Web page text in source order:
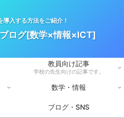
導入する方法をご紹介！
ログ[数学×情報×ICT]
教員向け記事
学校の先生向けの記事です。
数学・情報
ブログ・SNS